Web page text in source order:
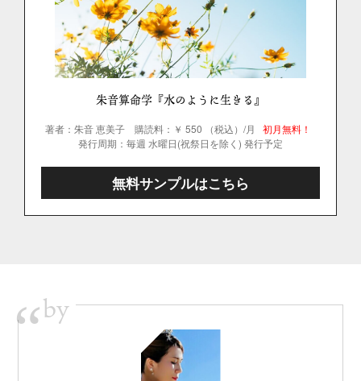
朱音算命学『水のように生きる』
著者：朱音 恵美子 購読料：￥ 550 （税込）/月
初月無料！
発行周期：毎週 水曜日(祝祭日を除く) 発行予定
無料サンプルはこちら
“by